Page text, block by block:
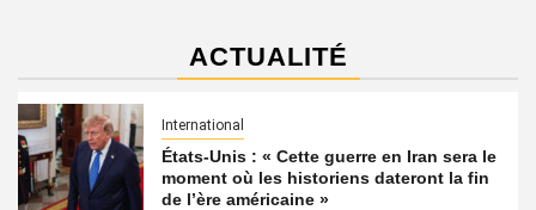
ACTUALITÉ
International
États-Unis : « Cette guerre en Iran sera le
moment où les historiens dateront la fin
de l’ère américaine »